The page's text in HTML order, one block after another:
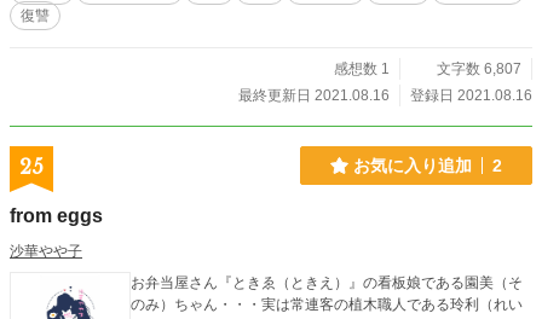
復讐
感想数 1
文字数 6,807
最終更新日 2021.08.16
登録日 2021.08.16
25 お気に入り追加 2
from eggs
沙華やや子
お弁当屋さん『ときゑ（ときえ）』の看板娘である園美（そ
のみ）ちゃん・・・実は常連客の植木職人である玲利（れい